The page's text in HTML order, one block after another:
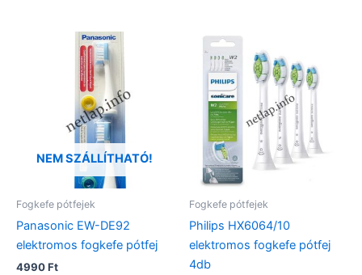
NEM SZÁLLÍTHATÓ!
Fogkefe pótfejek
Panasonic EW-DE92
elektromos fogkefe pótfej
4990Ft
Fogkefe pótfejek
Philips HX6064/10
elektromos fogkefe pótfej
4db